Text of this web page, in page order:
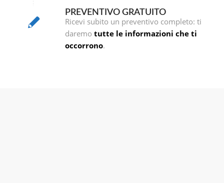
PREVENTIVO GRATUITO
Ricevi subito un preventivo completo: ti
daremo tutte le informazioni che ti
occorrono.